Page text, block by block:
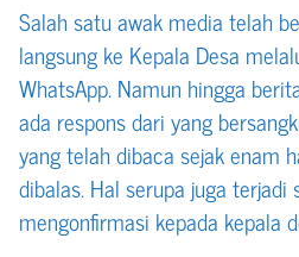
Salah satu awak media telah
langsung ke Kepala Desa
WhatsApp. Namun hingga
ada respons dari yang
yang telah dibaca sejak enam
dibalas. Hal serupa juga terjadi
mengonfirmasi kepada kepala